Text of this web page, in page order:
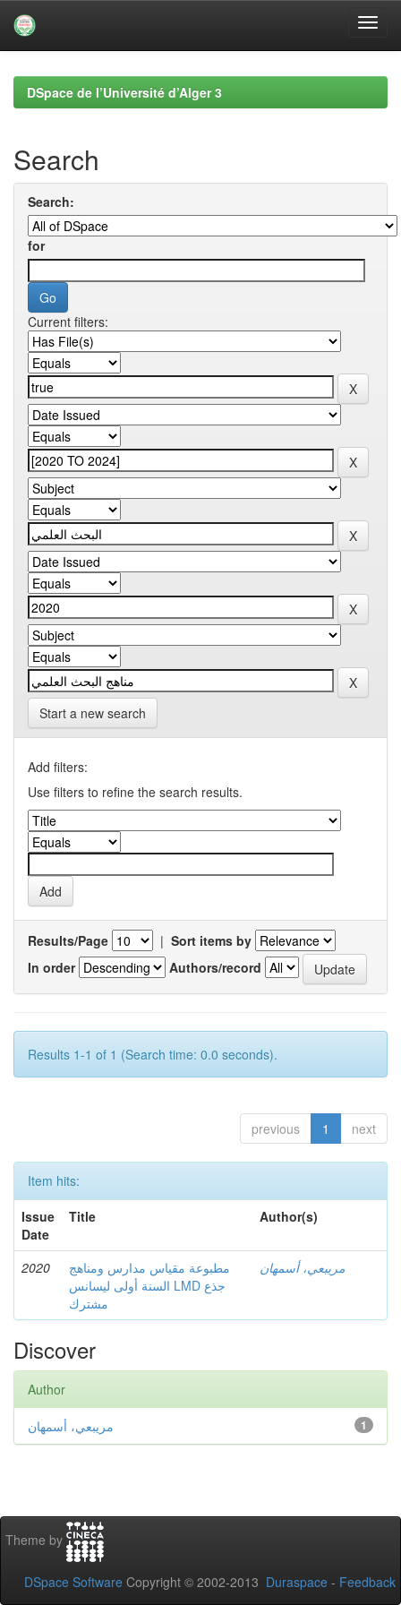
navigationDSpace de l’Université d’Alger 3
Search
Search:
for
Current filters:
Start a new search
Add filters:
Use filters to refine the search results.
Results/Page | Sort items by
In order
Authors/record
Results 1-1 of 1 (Search time: 0.0 seconds).
previous 1 next
Item hits:
Issue
Date
Title Author(s)
2020
مطبوعة مقياس مدارس ومناهج
السنة أولى ليسانس LMD جذع
مشترك
مريبعي، أسمهان
Discover
Author
1 مريبعي، أسمهان
Theme by
DSpace Software Copyright © 2002-2013 Duraspace - Feedback